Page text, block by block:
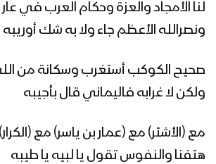
1439هـ
زامل يا يمن افرح بميلاد
زامل هو الله – عيسى الليث 1439هـ
لنا الأمجاد والعزة وحكام العرب في عار
ونصرالله الأعظم جاء ولا به شك أوريبه
صحيح الكوكب أستغرب وسكانة من
ولكن لا غرابه فاليماني قال بأجيبه
مع (الأشتر) مع (عمار بن ياسر) مع (الكرار)
هتفنا والنفوس تقول يا لبيه يا طيبه